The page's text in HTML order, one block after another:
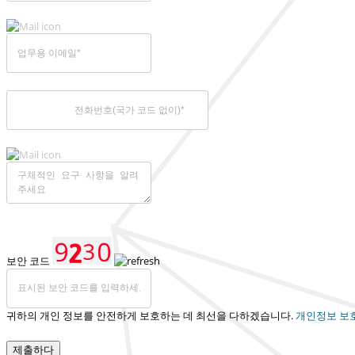
보안 코드
귀하의 개인 정보를 안전하게 보호하는 데 최선을 다하겠습니다. 개인정보 보
제출하다